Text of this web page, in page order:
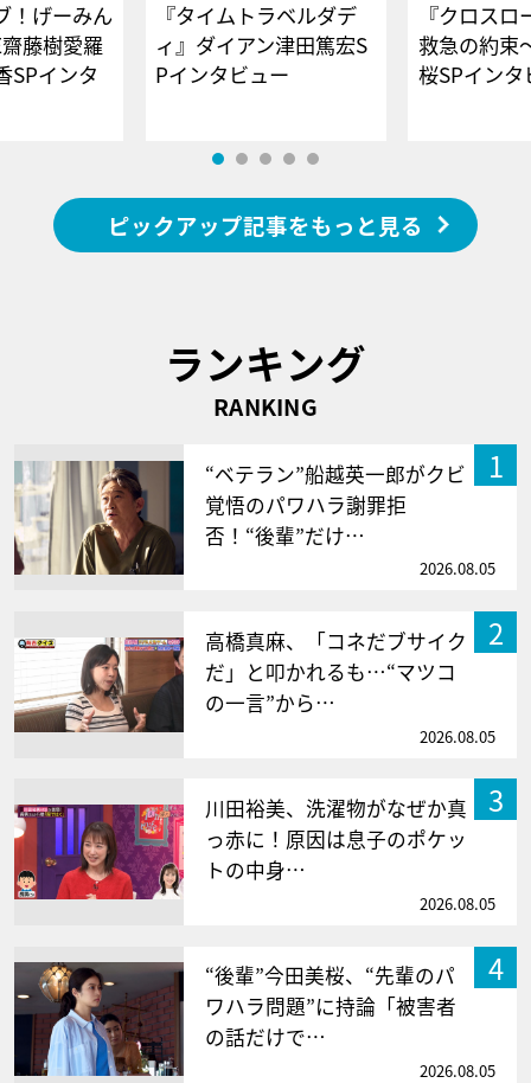
！げーみん
藤樹愛羅
SPインタ
『タイムトラベルダデ
ィ』ダイアン津田篤宏S
Pインタビュー
『クロス
救急の約束
桜SPイ
ピックアップ記事をもっと見る
ランキング
RANKING
1
“ベテラン”船越英一郎がクビ
覚悟のパワハラ謝罪拒
否！“後輩”だけ…
2026.08.05
2
高橋真麻、「コネだブサイク
だ」と叩かれるも…“マツコ
の一言”から…
2026.08.05
3
川田裕美、洗濯物がなぜか真
っ赤に！原因は息子のポケッ
トの中身…
2026.08.05
4
“後輩”今田美桜、“先輩のパ
ワハラ問題”に持論「被害者
の話だけで…
2026.08.05